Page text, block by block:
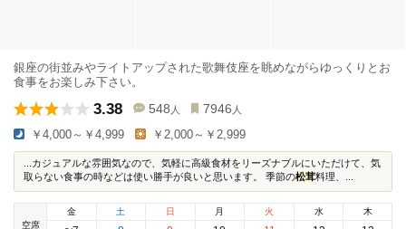
銀座の街並みやライトアップされた歌舞伎座を眺めながらゆっくりとお
食事をお楽しみ下さい。
3.38 548 人 7946 人
￥4,000～￥4,999 ￥2,000～￥2,999
...カジュアルな雰囲気なので、気軽に高級食材をリーズナブルにいただけて、気
取らない食事の時などは使い勝手が良いと思います。 季節の松茸料理、...
空席
金
土 日 月 火 水 木